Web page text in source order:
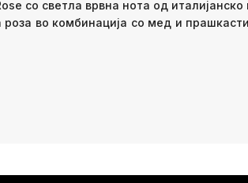
со светла врвна нота од
во комбинација со мед и